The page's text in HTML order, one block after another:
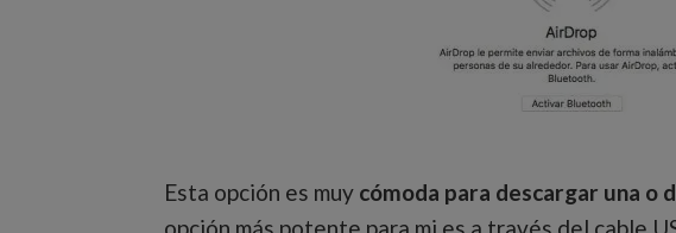
Esta opción es muy cómoda para descargar una o
opción más potente para mi es a través del cable